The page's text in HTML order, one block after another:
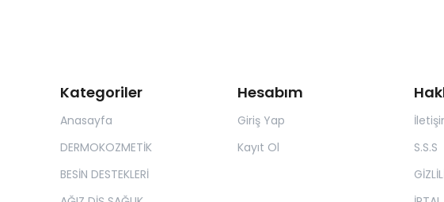
Kategoriler
Anasayfa
DERMOKOZMETİK
BESİN DESTEKLERİ
Hesabım
Giriş Yap
Kayıt Ol
S.S.S